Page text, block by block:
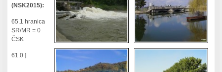
(NSK2015):
65.1 hranica
SR/MR = 0
ČSK
61.0 ]